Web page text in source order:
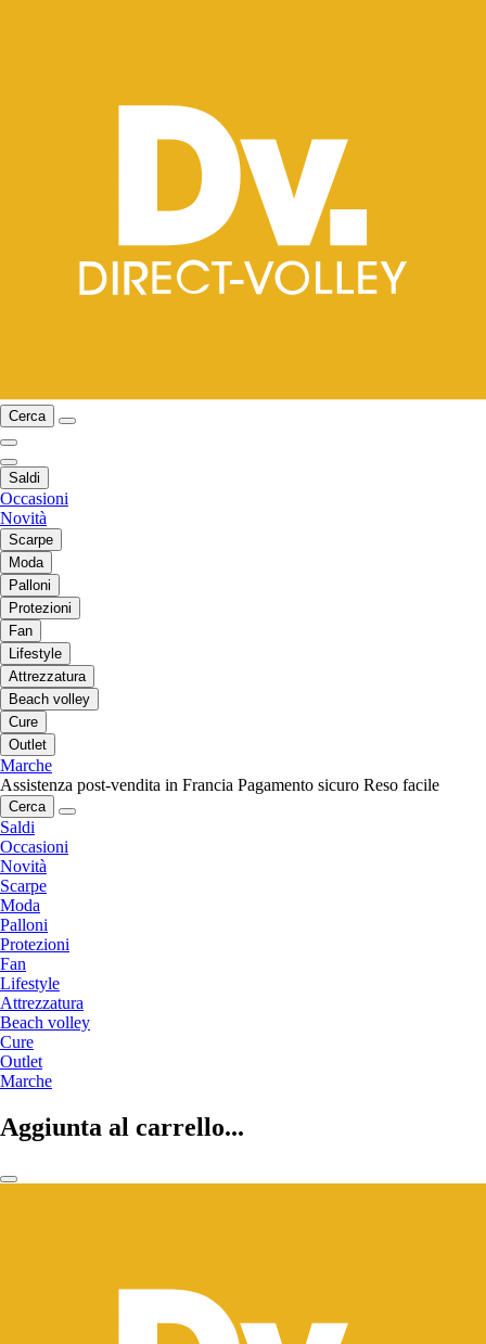
Cerca
Saldi
Occasioni
Novità
Scarpe
Moda
Palloni
Protezioni
Fan
Lifestyle
Attrezzatura
Beach volley
Cure
Outlet
Marche
Assistenza post-vendita in Francia Pagamento sicuro Reso facile
Cerca
Saldi
Occasioni
Novità
Scarpe
Moda
Palloni
Protezioni
Fan
Lifestyle
Attrezzatura
Beach volley
Cure
Outlet
Marche
Aggiunta al carrello...